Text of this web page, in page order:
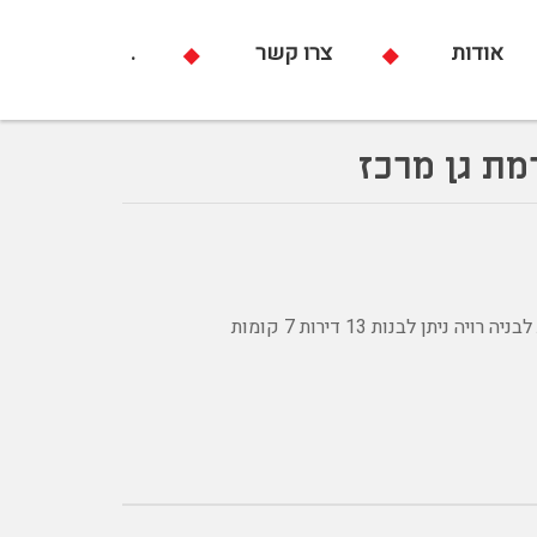
אודות צרו קשר .
גן מרכז